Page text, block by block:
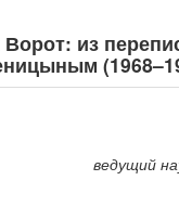
из
ведущий